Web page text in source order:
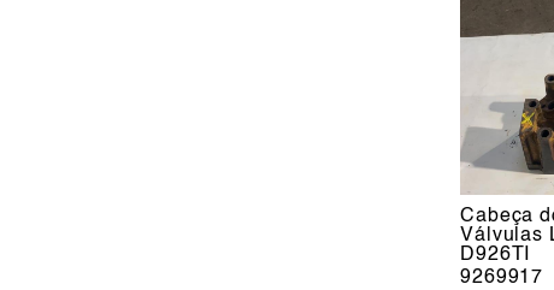
Cabeça
Válvulas
D926TI
9269917